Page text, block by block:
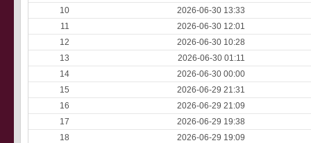
10
2026-06-30 13:33
11
2026-06-30 12:01
12
2026-06-30 10:28
13
2026-06-30 01:11
14
2026-06-30 00:00
15
2026-06-29 21:31
16
2026-06-29 21:09
17
2026-06-29 19:38
18
2026-06-29 19:09